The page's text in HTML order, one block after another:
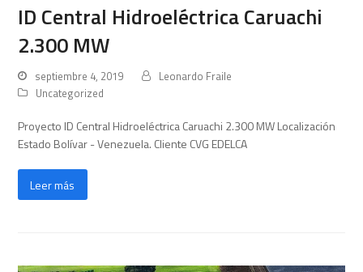
ID Central Hidroeléctrica Caruachi
2.300 MW
septiembre 4, 2019
Leonardo Fraile
Uncategorized
Proyecto ID Central Hidroeléctrica Caruachi 2.300 MW Localización
Estado Bolívar - Venezuela. Cliente CVG EDELCA
Leer más